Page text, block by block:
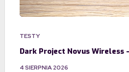
TESTY
Dark Project Novus Wireless
4 SIERPNIA 2026